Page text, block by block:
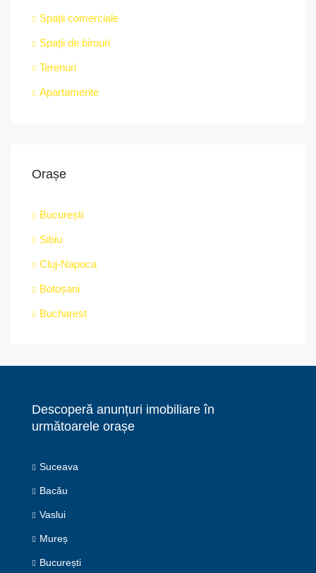
Spații comerciale
Spații de birouri
Terenuri
Apartamente
Orașe
București
Sibiu
Cluj-Napoca
Botoșani
Bucharest
Descoperă anunțuri imobiliare în
următoarele orașe
Suceava
Bacău
Vaslui
Mureș
București